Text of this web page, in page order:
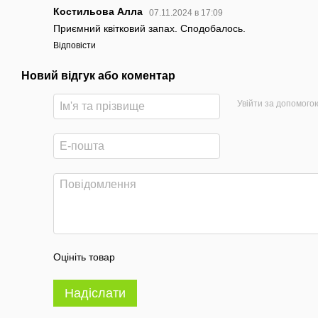
Костильова Алла 07.11.2024 в 17:09
Приємний квітковий запах. Сподобалось.
Відповісти
Новий відгук або коментар
Увійти за
Оцініть товар
Надіслати